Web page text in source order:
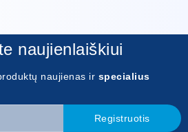
naujienlaiškiui
naujienas ir specialius
Registruotis